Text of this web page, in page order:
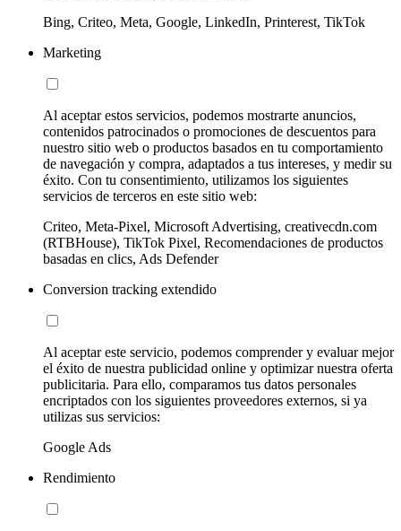
Bing, Criteo, Meta, Google, LinkedIn, Printerest, TikTok
Marketing
Al aceptar estos servicios, podemos mostrarte anuncios,
contenidos patrocinados o promociones de descuentos para
nuestro sitio web o productos basados en tu comportamiento
de navegación y compra, adaptados a tus intereses, y medir su
éxito. Con tu consentimiento, utilizamos los siguientes
servicios de terceros en este sitio web:
Criteo, Meta-Pixel, Microsoft Advertising, creativecdn.com
(RTBHouse), TikTok Pixel, Recomendaciones de productos
basadas en clics, Ads Defender
Conversion tracking extendido
Al aceptar este servicio, podemos comprender y evaluar mejor
el éxito de nuestra publicidad online y optimizar nuestra oferta
publicitaria. Para ello, comparamos tus datos personales
encriptados con los siguientes proveedores externos, si ya
utilizas sus servicios:
Google Ads
Rendimiento